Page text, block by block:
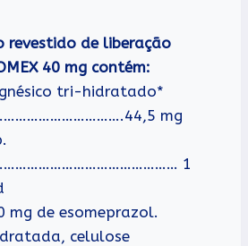
revestido de liberação
40 mg contém:
tri-hidratado*
mg
1
mg de esomeprazol.
celulose